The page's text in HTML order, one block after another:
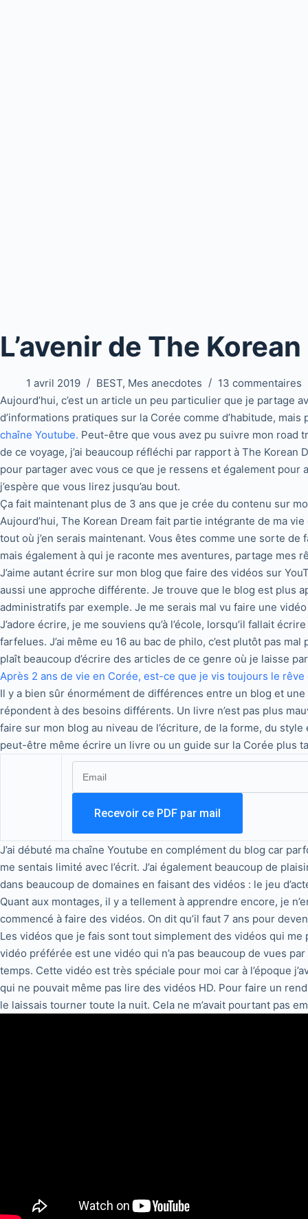
L’avenir de The
1 avril 2019 BEST, Mes anecdotes
13 commentaires
Aujourd’hui, c’est un article un peu particulier que je partage
d’informations pratiques sur la Corée comme d’habitude,
chaîne Youtube. Peut-être que vous avez pu suivre mon road
de ce voyage, j’ai beaucoup réfléchi par rapport à The Korean
pour partager avec vous ce que je ressens et également pour
j’espère que vous lirez jusqu’au bout.
Ça fait maintenant plus de 3 ans que je crée du contenu sur
Aujourd’hui, The Korean Dream fait partie intégrante de ma
tout où j’en serais maintenant. Vous êtes comme une sorte
mais également à qui je raconte mes aventures, partage mes
J’aime autant écrire sur mon blog que faire des vidéos sur
aussi une approche différente. Je trouve que le blog est plus
administratifs par exemple. Je me serais mal vu faire une
J’adore écrire, je me souviens qu’à l’école, lorsqu’il fallait
farfelues. J’ai même eu 16 au bac de philo, c’est plutôt pas
plaît beaucoup d’écrire des articles de ce genre où je laisse
Après 2 ans de vie en Corée, est-ce que je vis toujours le rêve
Il y a bien sûr énormément de différences entre un blog et une
répondent à des besoins différents. Un livre n’est pas plus
faire sur mon blog au niveau de l’écriture, de la forme, du
peut-être même écrire un livre ou un guide sur la Corée plus
J’ai débuté ma chaîne Youtube en complément du blog car
me sentais limité avec l’écrit. J’ai également beaucoup de
dans beaucoup de domaines en faisant des vidéos : le jeu
Quant aux montages, il y a tellement à apprendre encore, je
commencé à faire des vidéos. On dit qu’il faut 7 ans pour
Les vidéos que je fais sont tout simplement des vidéos qui
vidéo préférée est une vidéo qui n’a pas beaucoup de vues
temps. Cette vidéo est très spéciale pour moi car à l’époque
qui ne pouvait même pas lire des vidéos HD. Pour faire un
le laissais tourner toute la nuit. Cela ne m’avait pourtant pas